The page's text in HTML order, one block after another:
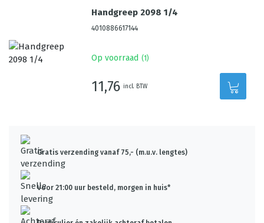
Handgreep 2098 1/4
4010886617144
Op voorraad (1 )
11,76 incl. BTW
Gratis verzending vanaf 75,- (m.u.v. lengtes)
Voor 21:00 uur besteld, morgen in huis*